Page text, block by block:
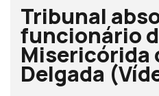
Tribunal
funcionário
Misericórida
Delgada